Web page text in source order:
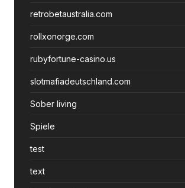
retrobetaustralia.com
rollxonorge.com
rubyfortune-casino.us
slotmafiadeutschland.com
Sober living
Spiele
test
text